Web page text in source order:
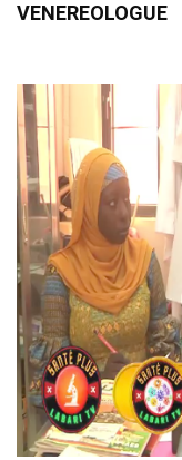
VENEREOLOGUE